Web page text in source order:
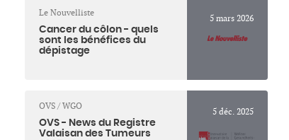
Le Nouvelliste
Cancer du côlon - quels
sont les bénéfices du
dépistage
5 mars 2026
OVS / WGO
OVS - News du Registre
Valaisan des Tumeurs
5 déc. 2025